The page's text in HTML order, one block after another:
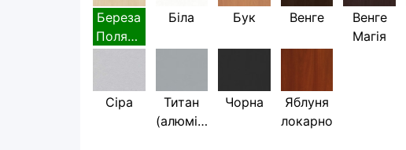
Береза
Полярн
Біла Бук Венге
Венге
Магія
Сіра
Титан
(алюміні
Чорна
Яблуня
локарно